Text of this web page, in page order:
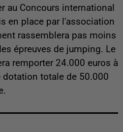
au Concours international
en place par l'association
rassemblera pas moins
épreuves de jumping. Le
remporter 24.000 euros à
dotation totale de 50.000